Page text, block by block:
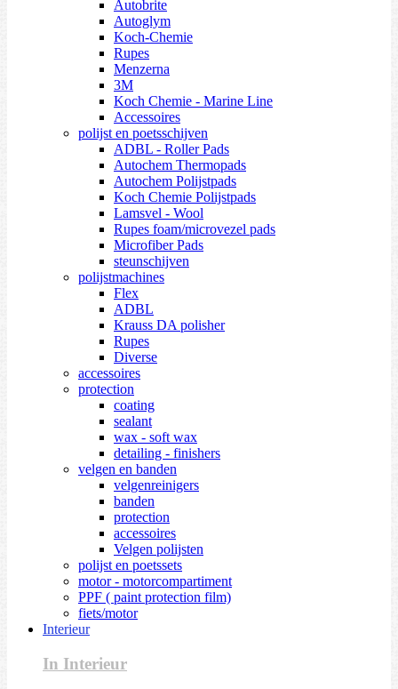
Autobrite
Autoglym
Koch-Chemie
Rupes
Menzerna
3M
Koch Chemie - Marine Line
Accessoires
polijst en poetsschijven
ADBL - Roller Pads
Autochem Thermopads
Autochem Polijstpads
Koch Chemie Polijstpads
Lamsvel - Wool
Rupes foam/microvezel pads
Microfiber Pads
steunschijven
polijstmachines
Flex
ADBL
Krauss DA polisher
Rupes
Diverse
accessoires
protection
coating
sealant
wax - soft wax
detailing - finishers
velgen en banden
velgenreinigers
banden
protection
accessoires
Velgen polijsten
polijst en poetssets
motor - motorcompartiment
PPF ( paint protection film)
fiets/motor
Interieur
In Interieur